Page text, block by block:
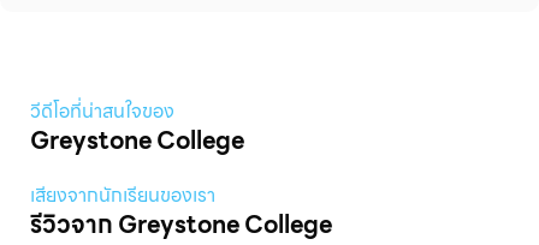
วีดีโอที่น่าสนใจของ
Greystone College
เสียงจากนักเรียนของเรา
รีวิวจาก Greystone College